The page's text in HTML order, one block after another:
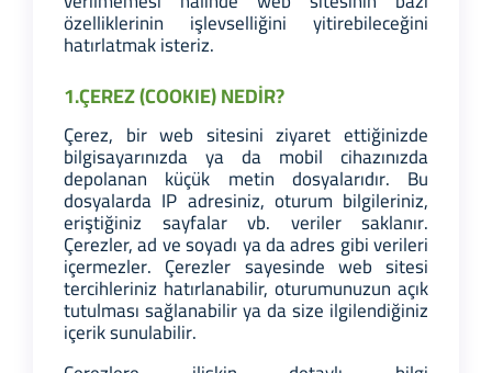
özelliklerinin işlevselliğini yitirebileceğini
hatırlatmak isteriz.
1.ÇEREZ (COOKIE) NEDİR?
Çerez, bir web sitesini ziyaret ettiğinizde
bilgisayarınızda ya da mobil cihazınızda
depolanan küçük metin dosyalarıdır. Bu
dosyalarda IP adresiniz, oturum bilgileriniz,
eriştiğiniz sayfalar vb. veriler saklanır.
Çerezler, ad ve soyadı ya da adres gibi verileri
içermezler. Çerezler sayesinde web sitesi
tercihleriniz hatırlanabilir, oturumunuzun açık
tutulması sağlanabilir ya da size ilgilendiğiniz
içerik sunulabilir.